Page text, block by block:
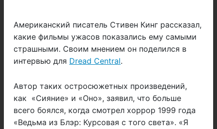
Американский писатель Стивен Кинг рассказал,
какие фильмы ужасов показались ему самыми
страшными. Своим мнением он поделился в
интервью для Dread Central.
Автор таких остросюжетных произведений,
как «Сияние» и «Оно», заявил, что больше
всего боялся, когда смотрел хоррор 1999 года
«Ведьма из Блэр: Курсовая с того света». «Я